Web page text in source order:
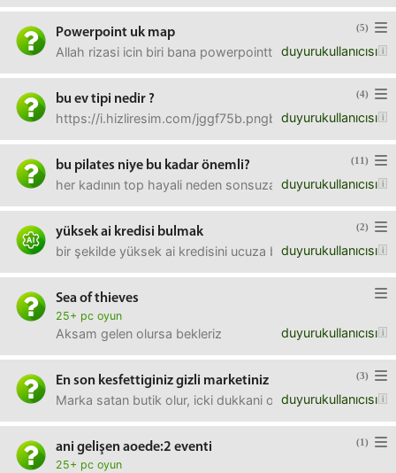
(5)
Powerpoint uk map
duyurukullanıcısı
Allah rizasi icin biri bana powerpointte UK illerinin icinde
(4)
bu ev tipi nedir ?
duyurukullanıcısı
https://i.hizliresim.com/jggf75b.pngbir de istanbul'da
(11)
bu pilates niye bu kadar önemli?
duyurukullanıcısı
her kadının top hayali neden sonsuza kadar pilates
(2)
yüksek ai kredisi bulmak
duyurukullanıcısı
bir şekilde yüksek ai kredisini ucuza bulabilir miyim?bir
Sea of thieves
25+ pc oyun
duyurukullanıcısı
Aksam gelen olursa bekleriz
(3)
En son kesfettiginiz gizli marketiniz
duyurukullanıcısı
Marka satan butik olur, icki dukkani olur, koleksiyon
(1)
ani gelişen aoede:2 eventi
25+ pc oyun